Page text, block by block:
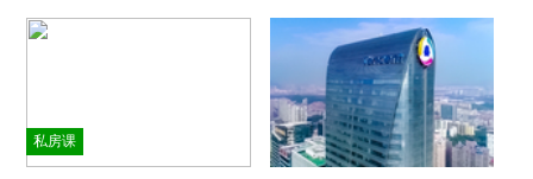
私房课